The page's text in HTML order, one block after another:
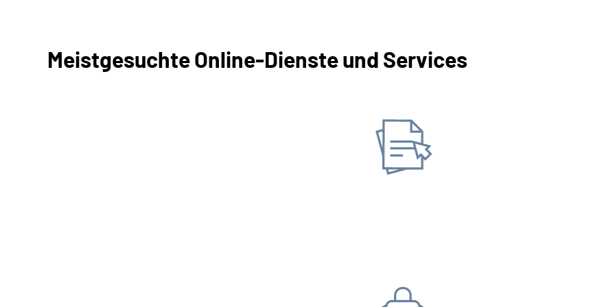
Meistgesuchte Online-Dienste und Services